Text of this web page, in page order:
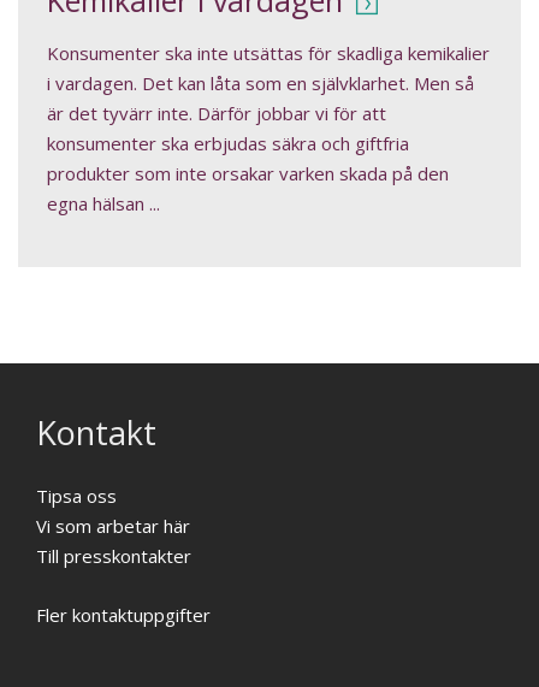
Konsumenter ska inte utsättas för skadliga kemikalier
i vardagen. Det kan låta som en självklarhet. Men så
är det tyvärr inte. Därför jobbar vi för att
konsumenter ska erbjudas säkra och giftfria
produkter som inte orsakar varken skada på den
egna hälsan ...
Kontakt
Tipsa oss
Vi som arbetar här
Till presskontakter
Fler kontaktuppgifter